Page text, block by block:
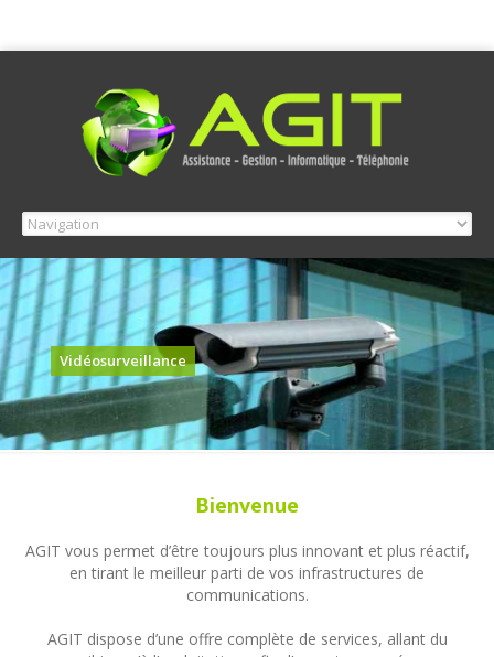
Vidéosurveillance
Bienvenue
AGIT vous permet d’être toujours plus innovant et plus réactif,
en tirant le meilleur parti de vos infrastructures de
communications.
AGIT dispose d’une offre complète de services, allant du